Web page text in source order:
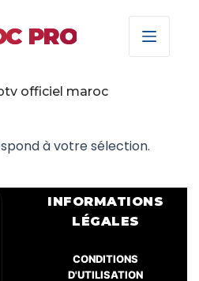
PRO
officiel maroc
à votre sélection.
INFORMATIONS
LÉGALES
CONDITIONS
D'UTILISATION